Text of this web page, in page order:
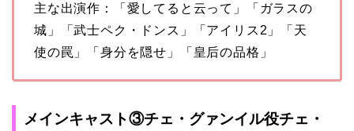
主な出演作：「愛してると云って」「ガラスの
城」「武士ペク・ドンス」「アイリス2」「天
使の罠」「身分を隠せ」「皇后の品格」
メインキャスト③チェ・グァンイル役チェ・